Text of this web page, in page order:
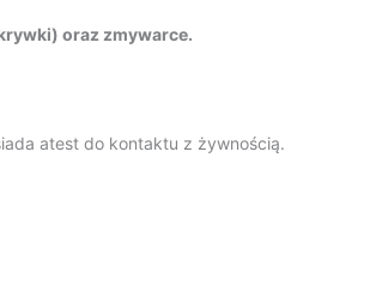
oraz zmywarce.
atest do kontaktu z żywnością.